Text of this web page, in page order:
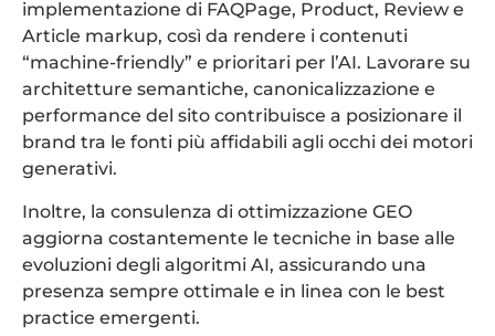
implementazione di FAQPage, Product, Review e
Article markup, così da rendere i contenuti
“machine-friendly” e prioritari per l’AI. Lavorare su
architetture semantiche, canonicalizzazione e
performance del sito contribuisce a posizionare il
brand tra le fonti più affidabili agli occhi dei motori
generativi.
Inoltre, la consulenza di ottimizzazione GEO
aggiorna costantemente le tecniche in base alle
evoluzioni degli algoritmi AI, assicurando una
presenza sempre ottimale e in linea con le best
practice emergenti.